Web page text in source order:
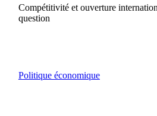
Compétitivité et ouverture
question
Politique économique